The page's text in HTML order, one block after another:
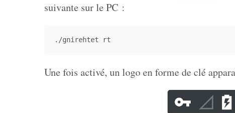
suivante sur le PC :
Une fois activé, un logo en forme de clé